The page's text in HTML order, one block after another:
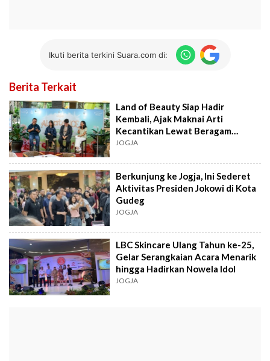
Ikuti berita terkini Suara.com di:
Berita Terkait
Land of Beauty Siap Hadir
Kembali, Ajak Maknai Arti
Kecantikan Lewat Beragam
Aktivitas
JOGJA
Berkunjung ke Jogja, Ini Sederet
Aktivitas Presiden Jokowi di Kota
Gudeg
JOGJA
LBC Skincare Ulang Tahun ke-25,
Gelar Serangkaian Acara Menarik
hingga Hadirkan Nowela Idol
JOGJA